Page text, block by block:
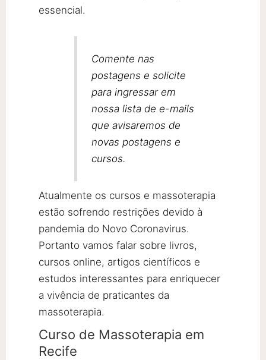
essencial.
Comente nas
postagens e solicite
para ingressar em
nossa lista de e-mails
que avisaremos de
novas postagens e
cursos.
Atualmente os cursos e massoterapia
estão sofrendo restrições devido à
pandemia do Novo Coronavirus.
Portanto vamos falar sobre livros,
cursos online, artigos científicos e
estudos interessantes para enriquecer
a vivência de praticantes da
massoterapia.
Curso de Massoterapia em
Recife